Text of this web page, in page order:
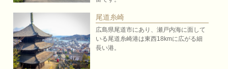
尾道糸崎
広島県尾道市にあり、瀬戸内海に面して
いる尾道糸崎港は東西18kmに広がる細
長い港。